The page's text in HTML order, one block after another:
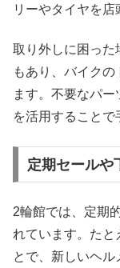
リーやタイヤを店
取り外しに困った
もあり、バイク
ます。不要なパ
を活用することで
定期セールや
2輪館では、定期
れています。たと
とで、新しいヘ